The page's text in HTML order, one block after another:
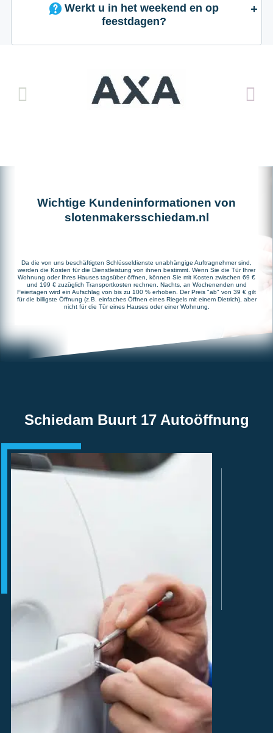
Werkt u in het weekend en op
feestdagen?
Wichtige Kundeninformationen von
slotenmakersschiedam.nl
Da die von uns beschäftigten Schlüsseldienste unabhängige Auftragnehmer sind,
werden die Kosten für die Dienstleistung von ihnen bestimmt. Wenn Sie die Tür Ihrer
Wohnung oder Ihres Hauses tagsüber öffnen, können Sie mit Kosten zwischen 69 €
und 199 € zuzüglich Transportkosten rechnen. Nachts, an Wochenenden und
Feiertagen wird ein Aufschlag von bis zu 100 % erhoben. Der Preis "ab" von 39 € gilt
für die billigste Öffnung (z.B. einfaches Öffnen eines Riegels mit einem Dietrich), aber
nicht für die Tür eines Hauses oder einer Wohnung.
Schiedam Buurt 17 Autoöffnung